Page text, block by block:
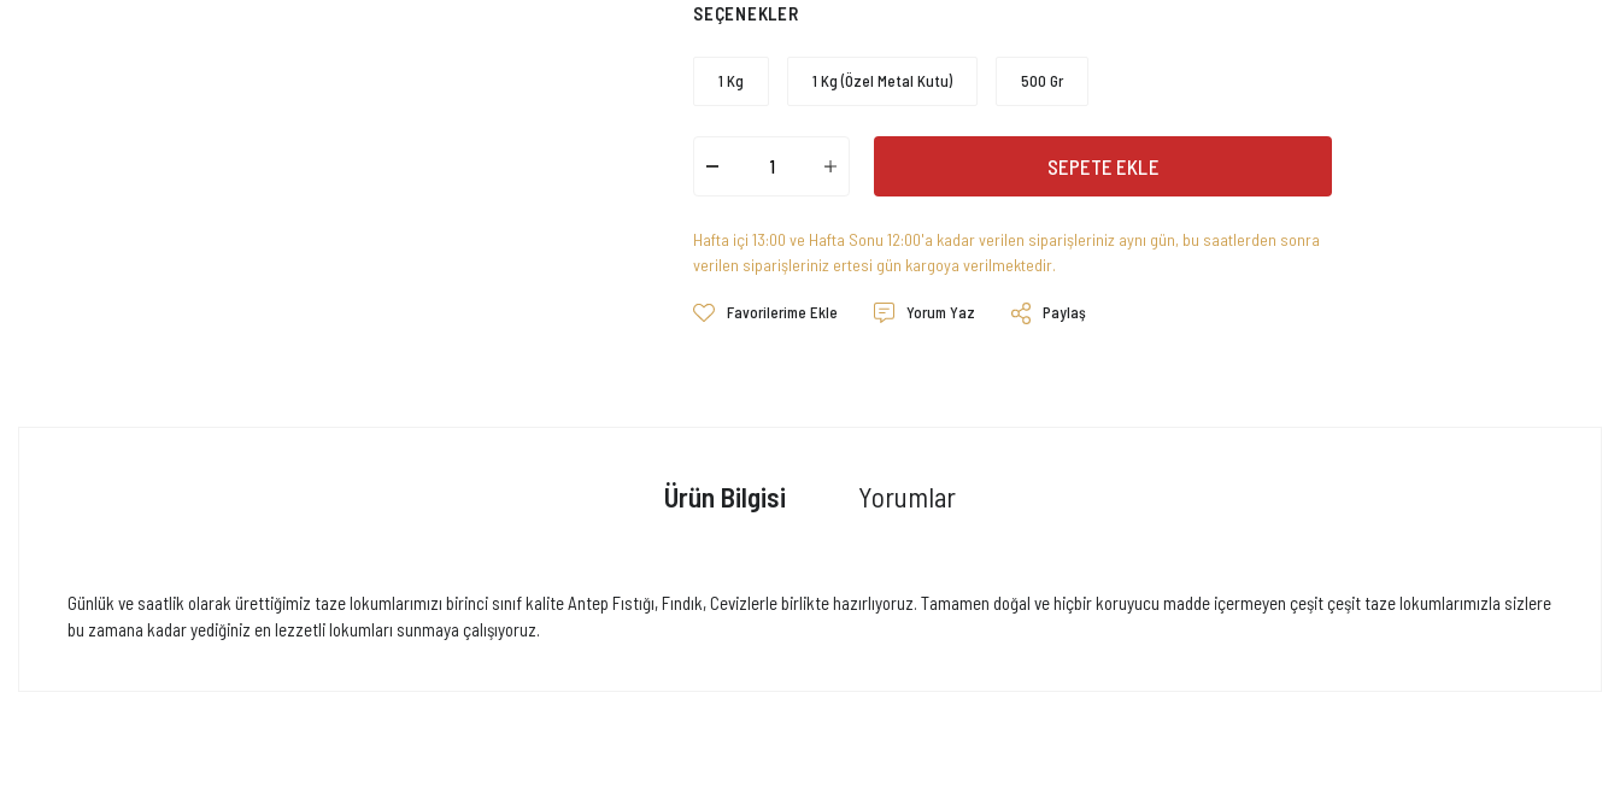
SEÇENEKLER
1 Kg 1 Kg (Özel Metal Kutu) 500 Gr
SEPETE EKLE
Hafta içi 13:00 ve Hafta Sonu 12:00'a kadar verilen siparişleriniz aynı gün, bu saatlerden sonra
verilen siparişleriniz ertesi gün kargoya verilmektedir.
Yorum Yaz Paylaş
Ürün Bilgisi Yorumlar
Günlük ve saatlik olarak ürettiğimiz taze lokumlarımızı birinci sınıf kalite Antep Fıstığı, Fındık, Cevizlerle birlikte hazırlıyoruz. Tamamen doğal ve hiçbir koruyucu madde içermeyen çeşit çeşit taze lokumlarımızla sizlere
bu zamana kadar yediğiniz en lezzetli lokumları sunmaya çalışıyoruz.